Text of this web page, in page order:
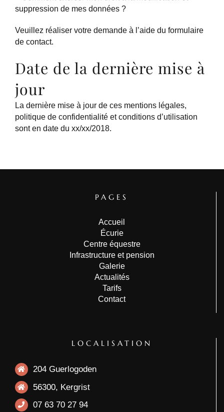
suppression de mes données ?
Veuillez réaliser votre demande à l’aide du formulaire
de contact.
Date de la dernière mise à
jour
La dernière mise à jour de ces mentions légales,
politique de confidentialité et conditions d’utilisation
sont en date du xx/xx/2018.
PAGES
Accueil
Écurie
Centre équestre
Infrastructure et pension
Galerie
Actualités
Tarifs
Contact
LOCALISATION
204 Guerlogoden
56300, Kergrist
07 63 70 27 94